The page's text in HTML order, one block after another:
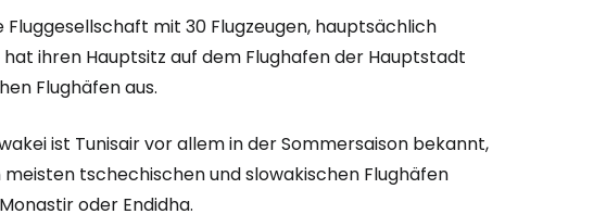
mit 30 Flugzeugen, hauptsächlich
hat ihren Hauptsitz auf dem Flughafen der Hauptstadt
Flughäfen aus.
ist Tunisair vor allem in der Sommersaison bekannt,
tschechischen und slowakischen Flughäfen
oder Endidha.
bei Cestee